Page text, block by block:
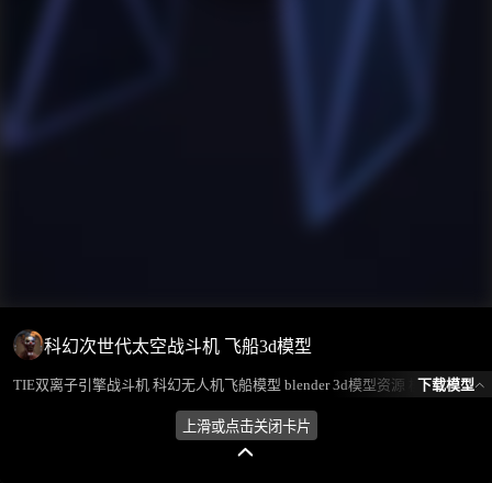
科幻次世代太空战斗机 飞船3d模型
TIE双离子引擎战斗机 科幻无人机飞船模型 blender 3d模型资源 模型所属分类为“飞机/航天-航空/航天”，模型风格为写实，模型ID为101619，本模型由设计师 不爱喝水的鱼 在2024-08-27 16:48:48上传，含.fbx，.gltf，.blend(Blender)相关源文件下载格式，点数为73349，面数为58045，材质数为3，贴图数为12，CG美术之家持续为您更新与数字孪生、影视动画和游戏VR等相关优质资源。
下载模型
上滑或点击关闭卡片